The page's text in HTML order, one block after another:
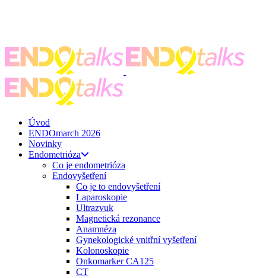
Úvod
ENDOmarch 2026
Novinky
Endometrióza
Co je endometrióza
Endovyšetření
Co je to endovyšetření
Laparoskopie
Ultrazvuk
Magnetická rezonance
Anamnéza
Gynekologické vnitřní vyšetření
Kolonoskopie
Onkomarker CA125
CT